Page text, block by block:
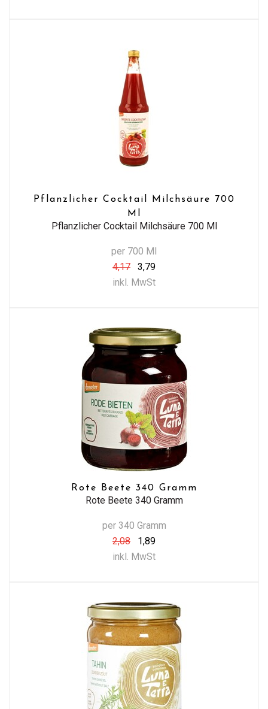
Pflanzlicher Cocktail Milchsäure 700
Ml
Pflanzlicher Cocktail Milchsäure 700 Ml
per 700 Ml
4,17
3,79
inkl. MwSt
Rote Beete 340 Gramm
Rote Beete 340 Gramm
per 340 Gramm
2,08
1,89
inkl. MwSt